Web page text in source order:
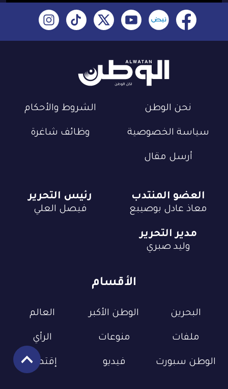
نحن الوطن الشروط والأحكام
سياسة الخصوصية وظائف شاغرة
أرسل مقال
الأقسام
البحرين الوطن الأكبر العالم
ملفات منوعات الرأي
الوطن سبورت فيديو إقتصاد
العضو المنتدب
معاذ عادل بوصيبع
رئيس التحرير
فيصل العلي
مدير التحرير
وليد صبري